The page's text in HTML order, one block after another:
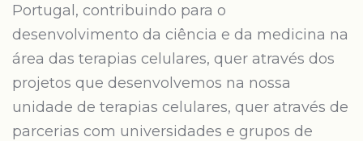
Portugal, contribuindo para o
desenvolvimento da ciência e da medicina na
área das terapias celulares, quer através dos
projetos que desenvolvemos na nossa
unidade de terapias celulares, quer através de
parcerias com universidades e grupos de